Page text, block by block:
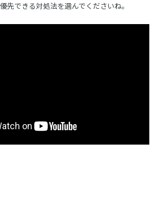
先できる対処法を選んでくださいね。